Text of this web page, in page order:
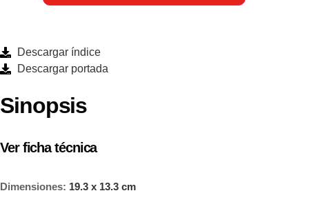
Descargar índice
Descargar portada
Sinopsis
Ver ficha técnica
Dimensiones: 19.3 x 13.3 cm